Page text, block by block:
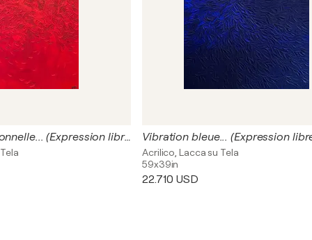
L'envolée passionnelle... (Expression libre 2022) Vibration bleue... (Expression
Acrilico, Lacca su Tela
59x39in
22.710 USD